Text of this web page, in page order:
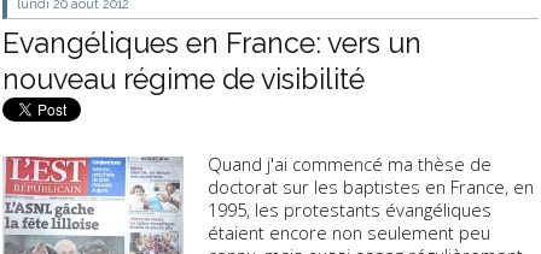
lundi 20 août 2012
Evangéliques en France: vers un
nouveau régime de visibilité
Quand j'ai commencé ma thèse de
doctorat sur les baptistes en France, en
1995, les protestants évangéliques
étaient encore non seulement peu